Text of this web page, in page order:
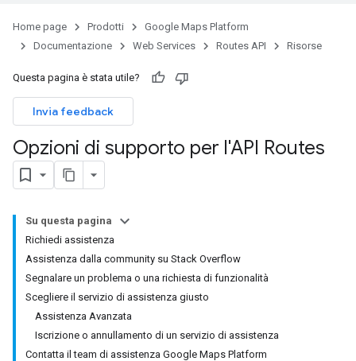
Home page Prodotti
Google Maps Platform
Documentazione
Web Services Routes API Risorse
Questa pagina è stata utile?
Invia feedback
Opzioni di supporto per l'API Routes
Su questa pagina
Richiedi assistenza
Assistenza dalla community su Stack Overflow
Segnalare un problema o una richiesta di funzionalità
Scegliere il servizio di assistenza giusto
Assistenza Avanzata
Iscrizione o annullamento di un servizio di assistenza
Contatta il team di assistenza Google Maps Platform